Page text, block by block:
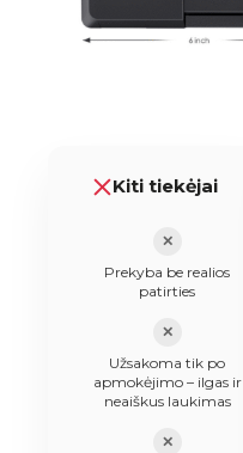
Kiti tiekėjai
✕
Prekyba be realios
patirties
✕
Užsakoma tik po
apmokėjimo – ilgas ir
neaiškus laukimas
✕